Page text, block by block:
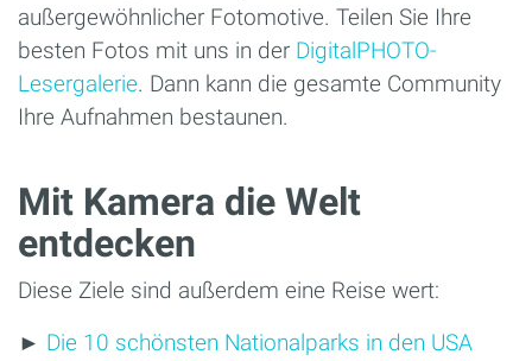
außergewöhnlicher Fotomotive. Teilen Sie Ihre
besten Fotos mit uns in der DigitalPHOTO-
Lesergalerie. Dann kann die gesamte Community
Ihre Aufnahmen bestaunen.
Mit Kamera die Welt
entdecken
Diese Ziele sind außerdem eine Reise wert:
► Die 10 schönsten Nationalparks in den USA